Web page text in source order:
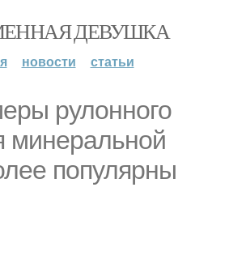
ДЕВУШКА
новости статьи
рулонного
минеральной
популярны